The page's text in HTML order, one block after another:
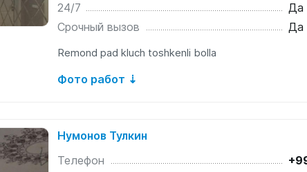
24/7
Да
Срочный вызов
Да
Remond pad kluch toshkenli bolla
Фото работ ⇣
Нумонов Тулкин
Телефон